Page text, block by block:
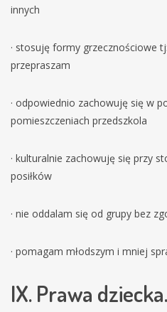
innych
· stosuję formy grzecznościowe
przepraszam
· odpowiednio zachowuję się w
pomieszczeniach przedszkola
· kulturalnie zachowuję się przy
posiłków
· nie oddalam się od grupy bez
· pomagam młodszym i mniej
IX. Prawa dziecka.